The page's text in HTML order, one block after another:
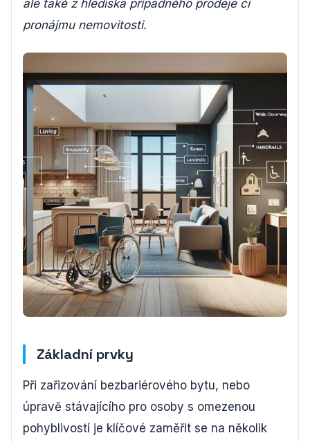
ale také z hlediska případného prodeje či
pronájmu nemovitosti.
Základní prvky
Při zařizování bezbariérového bytu, nebo
úpravě stávajícího pro osoby s omezenou
pohyblivostí je klíčové zaměřit se na několik